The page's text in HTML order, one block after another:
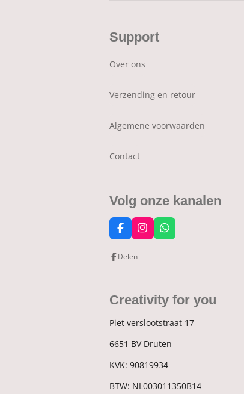
Support
Over ons
Verzending en retour
Algemene voorwaarden
Contact
Volg onze kanalen
F
a
e
k
I
n
a
W
h
p
Delen
Creativity for you
Piet verslootstraat 17
6651 BV Druten
KVK: 90819934
BTW: NL003011350B14